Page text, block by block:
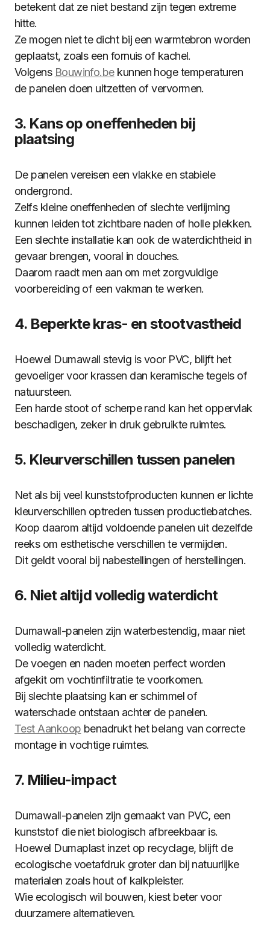
betekent dat ze niet bestand zijn tegen extreme
hitte.
Ze mogen niet te dicht bij een warmtebron worden
geplaatst, zoals een fornuis of kachel.
Volgens Bouwinfo.bekunnen hoge temperaturen
de panelen doen uitzetten of vervormen.
3. Kans op oneffenheden bij
plaatsing
De panelen vereisen een vlakke en stabiele
ondergrond.
Zelfs kleine oneffenheden of slechte verlijming
kunnen leiden tot zichtbare naden of holle plekken.
Een slechte installatie kan ook de waterdichtheid in
gevaar brengen, vooral in douches.
Daarom raadt men aan om met zorgvuldige
voorbereiding of een vakman te werken.
4. Beperkte kras- en stootvastheid
Hoewel Dumawall stevig is voor PVC, blijft het
gevoeliger voor krassen dan keramische tegels of
natuursteen.
Een harde stoot of scherpe rand kan het oppervlak
beschadigen, zeker in druk gebruikte ruimtes.
5. Kleurverschillen tussen panelen
Net als bij veel kunststofproducten kunnen er lichte
kleurverschillen optreden tussen productiebatches.
Koop daarom altijd voldoende panelen uit dezelfde
reeks om esthetische verschillen te vermijden.
Dit geldt vooral bij nabestellingen of herstellingen.
6. Niet altijd volledig waterdicht
Dumawall-panelen zijn waterbestendig, maar niet
volledig waterdicht.
De voegen en naden moeten perfect worden
afgekit om vochtinfiltratie te voorkomen.
Bij slechte plaatsing kan er schimmel of
waterschade ontstaan achter de panelen.
Test Aankoop benadrukt het belang van correcte
montage in vochtige ruimtes.
7. Milieu-impact
Dumawall-panelen zijn gemaakt van PVC, een
kunststof die niet biologisch afbreekbaar is.
Hoewel Dumaplast inzet op recyclage, blijft de
ecologische voetafdruk groter dan bij natuurlijke
materialen zoals hout of kalkpleister.
Wie ecologisch wil bouwen, kiest beter voor
duurzamere alternatieven.